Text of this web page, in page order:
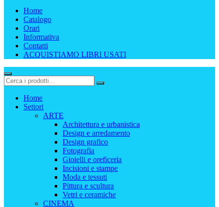
Home
Catalogo
Orari
Informativa
Contatti
ACQUISTIAMO LIBRI USATI
Home
Settori
ARTE
Architettura e urbanistica
Design e arredamento
Design grafico
Fotografia
Gioielli e oreficeria
Incisioni e stampe
Moda e tessuti
Pittura e scultura
Vetri e ceramiche
CINEMA